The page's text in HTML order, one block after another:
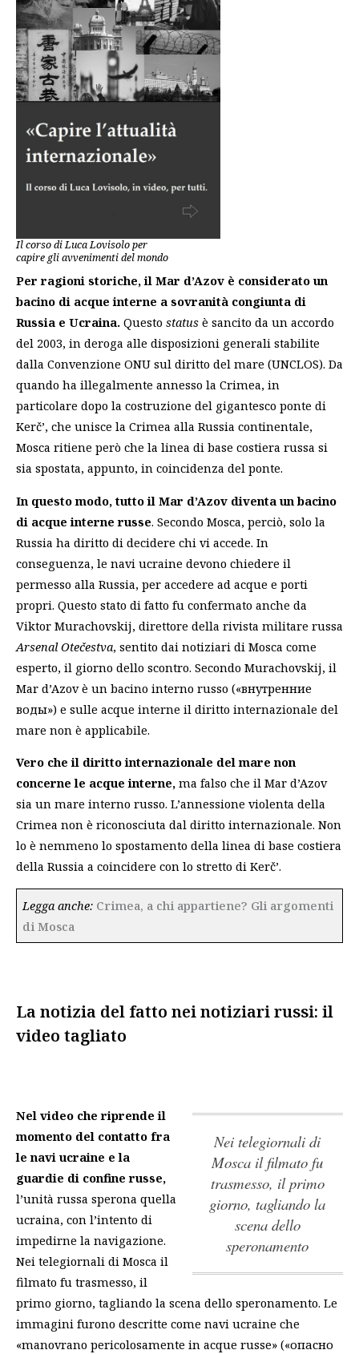
Il corso di Luca Lovisolo per
capire gli avvenimenti del mondo
Per ragioni storiche, il Mar d’Azov è considerato un
bacino di acque interne a sovranità congiunta di
Russia e Ucraina. Questo status è sancito da un accordo
del 2003, in deroga alle disposizioni generali stabilite
dalla Convenzione ONU sul diritto del mare (UNCLOS). Da
quando ha illegalmente annesso la Crimea, in
particolare dopo la costruzione del gigantesco ponte di
Kerč’, che unisce la Crimea alla Russia continentale,
Mosca ritiene però che la linea di base costiera russa si
sia spostata, appunto, in coincidenza del ponte.
In questo modo, tutto il Mar d’Azov diventa un bacino
di acque interne russe. Secondo Mosca, perciò, solo la
Russia ha diritto di decidere chi vi accede. In
conseguenza, le navi ucraine devono chiedere il
permesso alla Russia, per accedere ad acque e porti
propri. Questo stato di fatto fu confermato anche da
Viktor Murachovskij, direttore della rivista militare russa
Arsenal Otečestva, sentito dai notiziari di Mosca come
esperto, il giorno dello scontro. Secondo Murachovskij, il
Mar d’Azov è un bacino interno russo («внутренние
воды») e sulle acque interne il diritto internazionale del
mare non è applicabile.
Vero che il diritto internazionale del mare non
concerne le acque interne, ma falso che il Mar d’Azov
sia un mare interno russo. L’annessione violenta della
Crimea non è riconosciuta dal diritto internazionale. Non
lo è nemmeno lo spostamento della linea di base costiera
della Russia a coincidere con lo stretto di Kerč’.
Legga anche: Crimea, a chi appartiene? Gli argomenti
di Mosca
La notizia del fatto nei notiziari russi: il
video tagliato
Nei telegiornali di
Mosca il filmato fu
trasmesso, il primo
giorno, tagliando la
scena dello
speronamento
Nel video che riprende il
momento del contatto fra
le navi ucraine e la
guardie di confine russe,
l’unità russa sperona quella
ucraina, con l’intento di
impedirne la navigazione.
Nei telegiornali di Mosca il
filmato fu trasmesso, il
primo giorno, tagliando la scena dello speronamento. Le
immagini furono descritte come navi ucraine che
«manovrano pericolosamente in acque russe» («опасно